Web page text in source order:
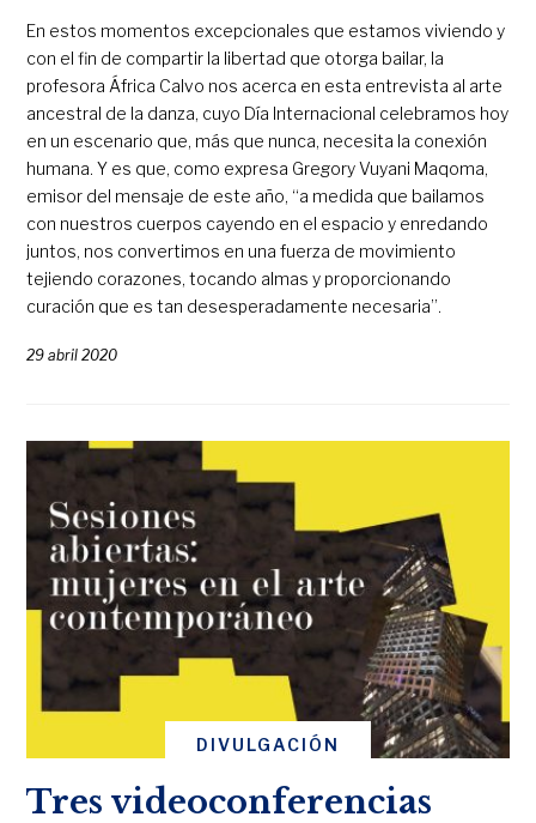
En estos momentos excepcionales que estamos viviendo y
con el fin de compartir la libertad que otorga bailar, la
profesora África Calvo nos acerca en esta entrevista al arte
ancestral de la danza, cuyo Día Internacional celebramos hoy
en un escenario que, más que nunca, necesita la conexión
humana. Y es que, como expresa Gregory Vuyani Maqoma,
emisor del mensaje de este año, “a medida que bailamos
con nuestros cuerpos cayendo en el espacio y enredando
juntos, nos convertimos en una fuerza de movimiento
tejiendo corazones, tocando almas y proporcionando
curación que es tan desesperadamente necesaria”.
29 abril 2020
DIVULGACIÓN
Tres videoconferencias